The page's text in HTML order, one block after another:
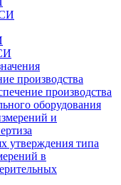
производства
производства
оборудования
и
утверждения типа
в